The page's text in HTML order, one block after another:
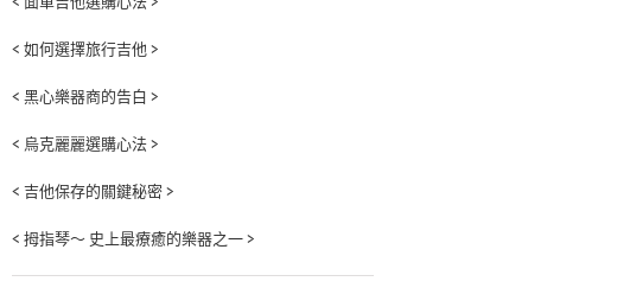
< 如何選擇旅行吉他 >
< 黑心樂器商的告白 >
< 烏克麗麗選購心法 >
< 吉他保存的關鍵秘密 >
< 拇指琴～ 史上最療癒的樂器之一 >